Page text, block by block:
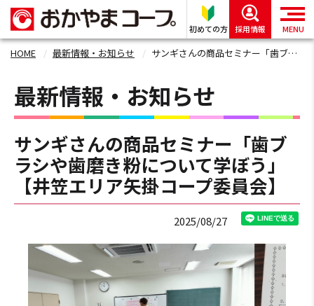
初めての方 採用情報 MENU
HOME 最新情報・お知らせ サンギさんの商品セミナー「歯ブラシや歯磨き粉について学ぼう」 【井笠エリア矢掛コープ委員会】
最新情報・お知らせ
サンギさんの商品セミナー「歯ブ
ラシや歯磨き粉について学ぼう」
【井笠エリア矢掛コープ委員会】
2025/08/27